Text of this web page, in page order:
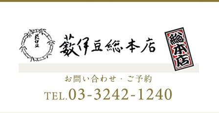
日本橋の老舗蕎麦屋「藪伊豆総
本店」